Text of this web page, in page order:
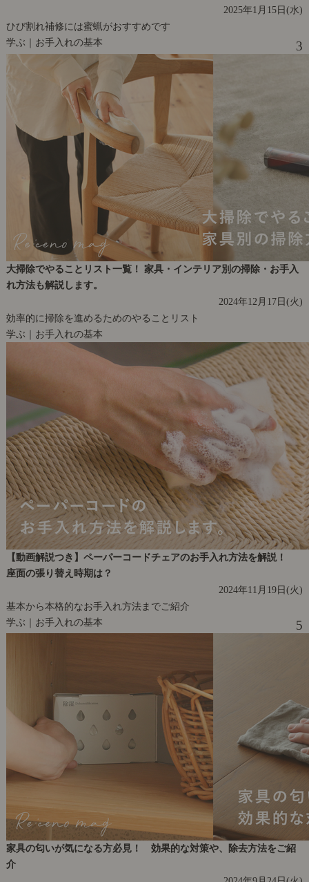
2025年1月15日(水)
ひび割れ補修には蜜蝋がおすすめです
学ぶ｜お手入れの基本
3
大掃除でやることリスト一覧！ 家具・インテリア別の掃除・お手入
れ方法も解説します。
2024年12月17日(火)
効率的に掃除を進めるためのやることリスト
学ぶ｜お手入れの基本
【動画解説つき】ペーパーコードチェアのお手入れ方法を解説！
座面の張り替え時期は？
2024年11月19日(火)
基本から本格的なお手入れ方法までご紹介
学ぶ｜お手入れの基本
5
家具の匂いが気になる方必見！ 効果的な対策や、除去方法をご紹
介